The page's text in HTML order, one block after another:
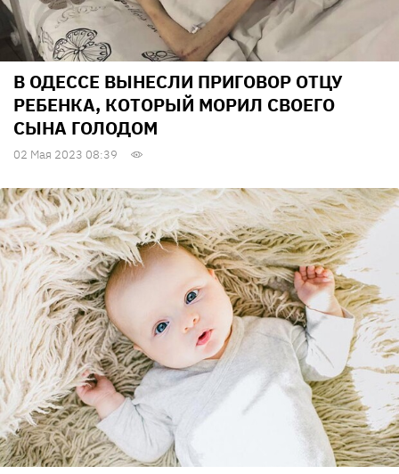
В ОДЕССЕ ВЫНЕСЛИ ПРИГОВОР ОТЦУ
РЕБЕНКА, КОТОРЫЙ МОРИЛ СВОЕГО
СЫНА ГОЛОДОМ
02 Мая 2023 08:39